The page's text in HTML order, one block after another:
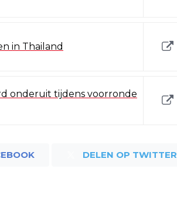
in Thailand
onderuit tijdens voorronde
DELEN OP TWITTER